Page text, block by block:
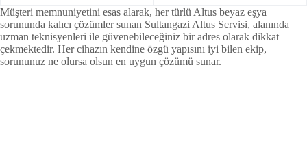
Müşteri memnuniyetini esas alarak, her türlü Altus beyaz eşya
sorununda kalıcı çözümler sunan Sultangazi Altus Servisi, alanında
uzman teknisyenleri ile güvenebileceğiniz bir adres olarak dikkat
çekmektedir. Her cihazın kendine özgü yapısını iyi bilen ekip,
sorununuz ne olursa olsun en uygun çözümü sunar.